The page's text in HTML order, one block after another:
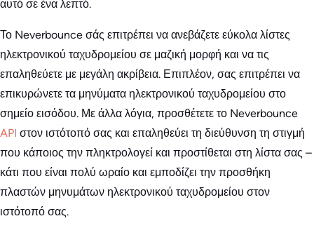
αυτό σε ένα λεπτό.
Το Neverbounce σάς επιτρέπει να ανεβάζετε εύκολα λίστες
ηλεκτρονικού ταχυδρομείου σε μαζική μορφή και να τις
επαληθεύετε με μεγάλη ακρίβεια. Επιπλέον, σας επιτρέπει να
επικυρώνετε τα μηνύματα ηλεκτρονικού ταχυδρομείου στο
σημείο εισόδου. Με άλλα λόγια, προσθέτετε το Neverbounce
API στον ιστότοπό σας και επαληθεύει τη διεύθυνση τη στιγμή
που κάποιος την πληκτρολογεί και προστίθεται στη λίστα σας –
κάτι που είναι πολύ ωραίο και εμποδίζει την προσθήκη
πλαστών μηνυμάτων ηλεκτρονικού ταχυδρομείου στον
ιστότοπό σας.